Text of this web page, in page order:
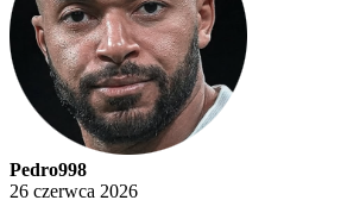
Pedro998
26 czerwca 2026